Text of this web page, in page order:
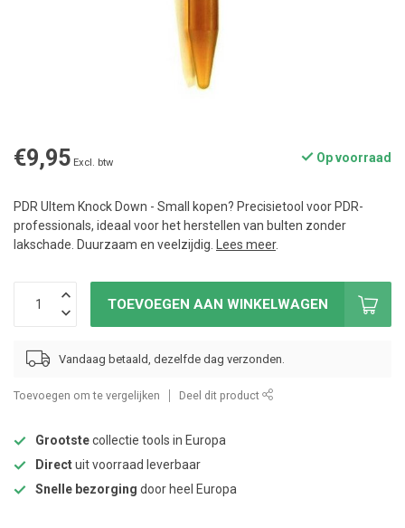
€9,95 Excl. btw Op voorraad
PDR Ultem Knock Down - Small kopen? Precisietool voor PDR-
professionals, ideaal voor het herstellen van bulten zonder
lakschade. Duurzaam en veelzijdig.
Lees meer.
TOEVOEGEN AAN WINKELWAGEN
Vandaag betaald, dezelfde dag verzonden.
Toevoegen om te vergelijken Deel dit product
Grootstecollectie tools in Europa
Directuit voorraad leverbaar
Snelle bezorging door heel Europa